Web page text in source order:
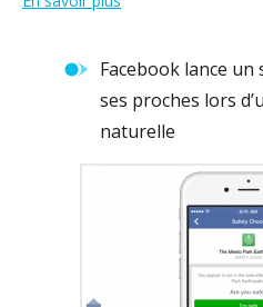
Facebook lance
ses proches lors
naturelle